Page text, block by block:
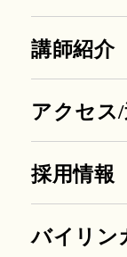
講師紹介
アクセス
採用情報
バイリン